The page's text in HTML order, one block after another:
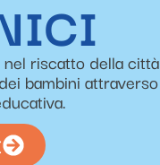
nel riscatto della città
bambini attraverso